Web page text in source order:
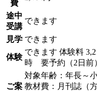
費
途中
受講
できます
見学 できます
体験
できます 体験料
時 要予約（2日前
ご案
対象年齢：年長～
教材費：月刊誌（